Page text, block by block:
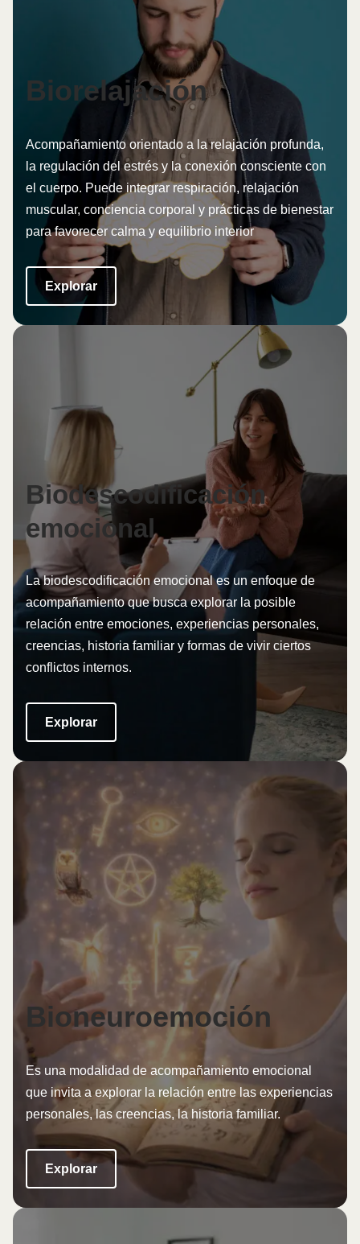
Biorelajación
Acompañamiento orientado a la relajación profunda,
la regulación del estrés y la conexión consciente con
el cuerpo. Puede integrar respiración, relajación
muscular, conciencia corporal y prácticas de bienestar
para favorecer calma y equilibrio interior
Explorar
Biodescodificación
emocional
La biodescodificación emocional es un enfoque de
acompañamiento que busca explorar la posible
relación entre emociones, experiencias personales,
creencias, historia familiar y formas de vivir ciertos
conflictos internos.
Explorar
Bioneuroemoción
Es una modalidad de acompañamiento emocional
que invita a explorar la relación entre las experiencias
personales, las creencias, la historia familiar.
Explorar